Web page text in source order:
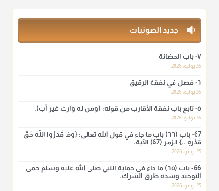
وما هو من عمل الناس"
منذ 3 شهر
لا أعلم لدعاء ختم القرآن في الصلاة أصلاً صحيحاً يعتمد عليه من سنة
الرسول صلى الله عليه وسلّم، ولا من عمل الصحابة رضي الله
منذ 3 شهر
أ.د. صالح الشمراني
نرى اليوم بأبصارنا بعض ما رأى العلماء ببصائرهم: "والرافضة ليس
لهم سعي إلا في هدم الإسلام و نقض عراه...فأيامهم في الإسلام
جديد الصوتيات
٧- باب الحضانة
26 يوليو، 2026
٦- فصل في نفقة الرقيق
26 يوليو، 2026
٥- تابع باب نفقة الأقارب من قوله: (ومن له وارث غير أب).
26 يوليو، 2026
67- باب (٦٦) باب ما جاء في قول الله تعالى: {وَمَا قَدَرُوا اللَّهَ حَقَّ
قَدْرِهِ ..} الزمر (67) الآية.
25 يونيو، 2026
66- باب (٦٥) ما جاء في حماية النبي صلى الله عليه وسلم حمى
التوحيد وسده طرق الشرك.
25 يونيو، 2026